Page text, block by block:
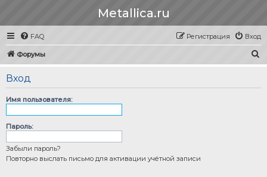
Metallica.ru
FAQ Вход
Регистрация
Форумы
Вход
Имя пользователя:
Пароль:
Забыли пароль?
Повторно выслать письмо для активации учётной записи